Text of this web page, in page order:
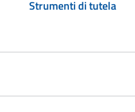
Strumenti di tutela